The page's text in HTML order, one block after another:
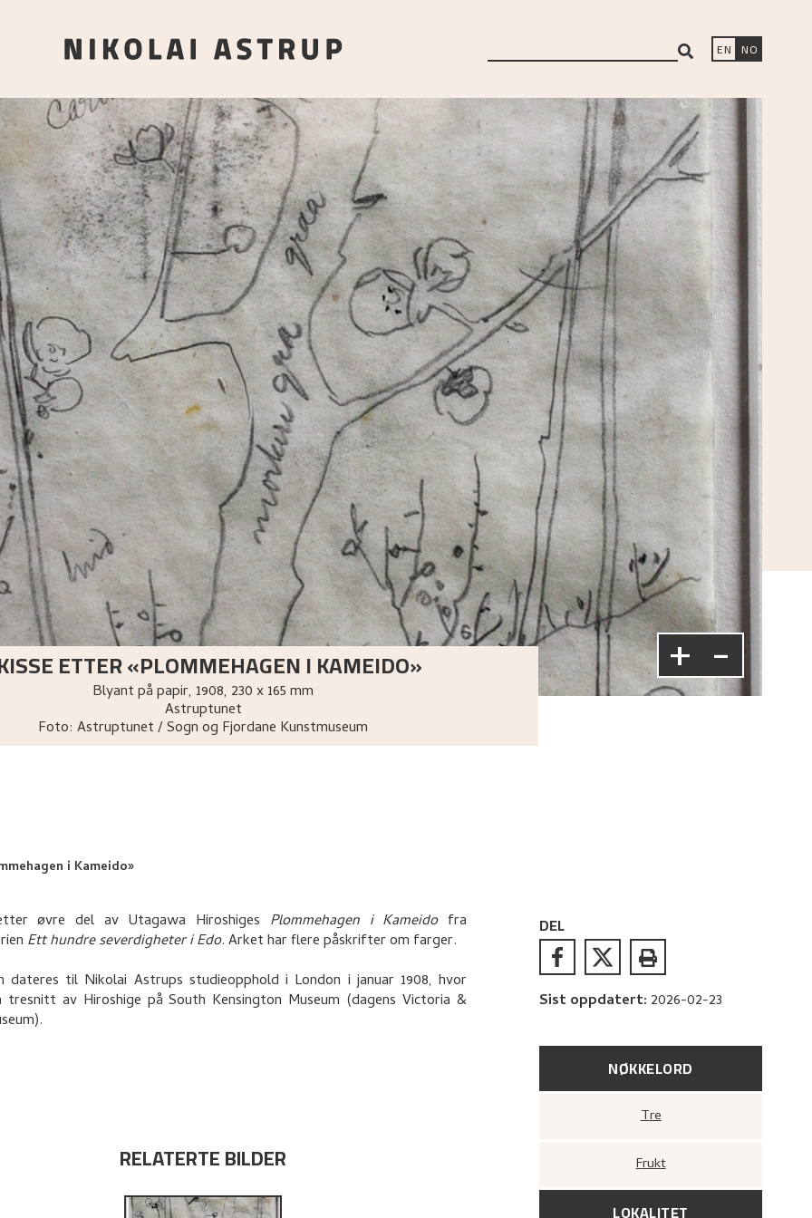
EN NO
+ -
ETTER «PLOMMEHAGEN I KAMEIDO»
Blyant på papir, 1908, 230 x 165 mm
Astruptunet
Foto: Astruptunet / Sogn og Fjordane Kunstmuseum
i Kameido»
øvre del av Utagawa Hiroshiges Plommehagen i Kameidofra
Ett hundre severdigheter i Edo. Arket har flere påskrifter om farger.
dateres til Nikolai Astrups studieopphold i London i januar 1908, hvor
tresnitt av Hiroshige på South Kensington Museum (dagens Victoria &
RELATERTE BILDER
DEL
Sist oppdatert: 2026-02-23
NØKKELORD
Tre
Frukt
LOKALITET